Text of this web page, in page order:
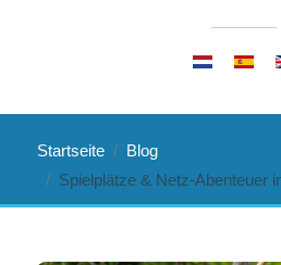
Startseite
Blog
Spielplätze & Netz-Abenteuer